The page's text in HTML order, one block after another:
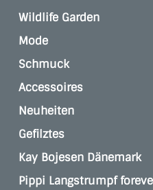
Wildlife Garden
Mode
Schmuck
Accessoires
Neuheiten
Gefilztes
Kay Bojesen Dänemark
Pippi Langstrumpf